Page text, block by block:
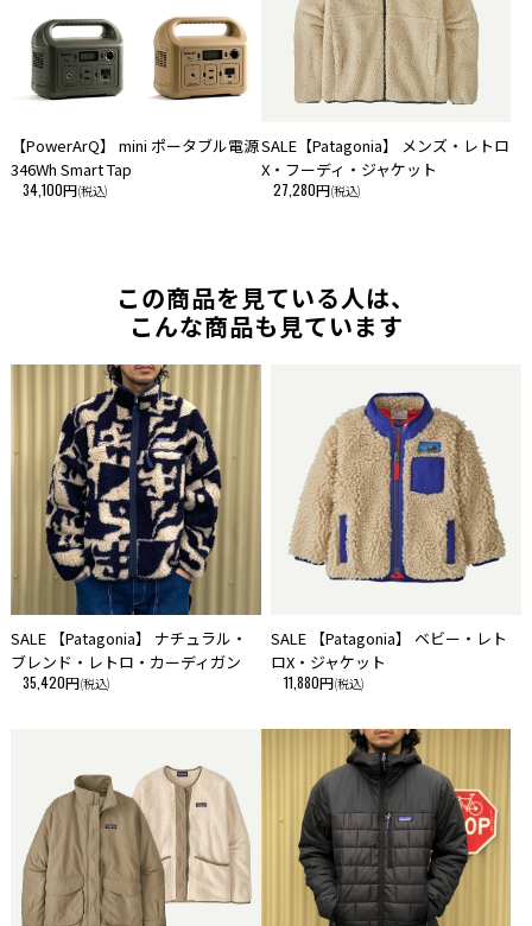
【PowerArQ】 mini ポータブル電源
346Wh Smart Tap
34,100円(税込)
SALE【Patagonia】 メンズ・レトロ
X・フーディ・ジャケット
27,280円(税込)
この商品を見ている人は、
こんな商品も見ています
SALE 【Patagonia】 ナチュラル・
ブレンド・レトロ・カーディガン
35,420円(税込)
SALE 【Patagonia】 ベビー・レト
ロX・ジャケット
11,880円(税込)